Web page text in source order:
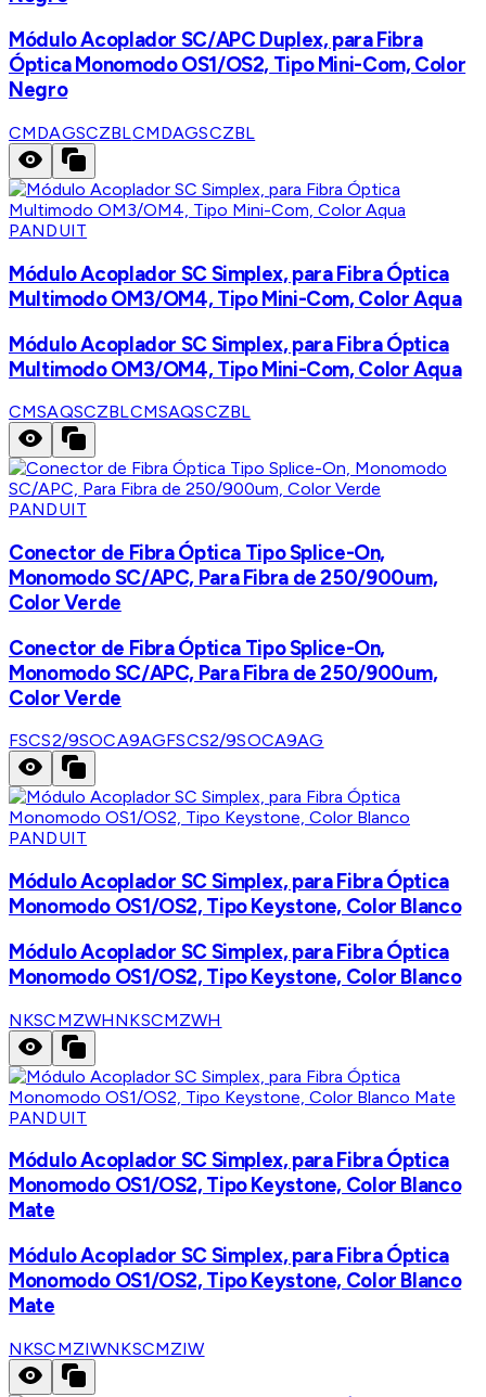
Módulo Acoplador SC/APC Duplex, para Fibra
Óptica Monomodo OS1/OS2, Tipo Mini-Com, Color
Negro
CMDAGSCZBLCMDAGSCZBL
PANDUIT
Módulo Acoplador SC Simplex, para Fibra Óptica
Multimodo OM3/OM4, Tipo Mini-Com, Color Aqua
Módulo Acoplador SC Simplex, para Fibra Óptica
Multimodo OM3/OM4, Tipo Mini-Com, Color Aqua
CMSAQSCZBLCMSAQSCZBL
PANDUIT
Conector de Fibra Óptica Tipo Splice-On,
Monomodo SC/APC, Para Fibra de 250/900um,
Color Verde
Conector de Fibra Óptica Tipo Splice-On,
Monomodo SC/APC, Para Fibra de 250/900um,
Color Verde
FSCS2/9SOCA9AGFSCS2/9SOCA9AG
PANDUIT
Módulo Acoplador SC Simplex, para Fibra Óptica
Monomodo OS1/OS2, Tipo Keystone, Color Blanco
Módulo Acoplador SC Simplex, para Fibra Óptica
Monomodo OS1/OS2, Tipo Keystone, Color Blanco
NKSCMZWHNKSCMZWH
PANDUIT
Módulo Acoplador SC Simplex, para Fibra Óptica
Monomodo OS1/OS2, Tipo Keystone, Color Blanco
Mate
Módulo Acoplador SC Simplex, para Fibra Óptica
Monomodo OS1/OS2, Tipo Keystone, Color Blanco
Mate
NKSCMZIWNKSCMZIW